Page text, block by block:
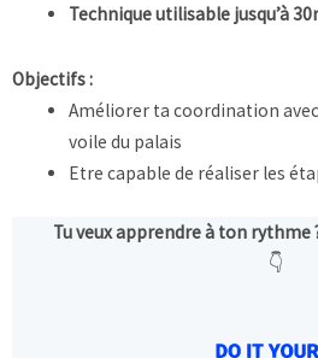
Technique utilisable jusqu’à
Objectifs :
Améliorer ta coordination
voile du palais
Etre capable de réaliser les
Tu veux apprendre à ton rythme
👇